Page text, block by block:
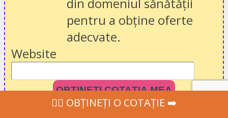
pentru a obține oferte
adecvate.
Website
OBȚINEȚI COTAȚIA MEA
‍👩‍⚕ OBȚINEȚI O COTAȚIE ➡️